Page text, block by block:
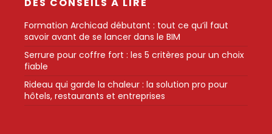
Formation Archicad débutant : tout ce qu’il faut
savoir avant de se lancer dans le BIM
Serrure pour coffre fort : les 5 critères pour un choix
fiable
Rideau qui garde la chaleur : la solution pro pour
hôtels, restaurants et entreprises